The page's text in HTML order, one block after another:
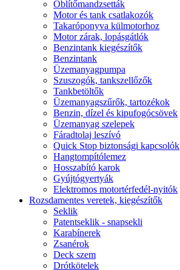
Öblítőmandzsetták
Motor és tank csatlakozók
Takaróponyva külmotorhoz
Motor zárak, lopásgátlók
Benzintank kiegészítők
Benzintank
Üzemanyagpumpa
Szuszogók, tankszellőzők
Tankbetöltők
Üzemanyagszűrők, tartozékok
Benzin, dízel és kipufogócsövek
Üzemanyag szelepek
Fáradtolaj leszívó
Quick Stop biztonsági kapcsolók
Hangtompítólemez
Hosszabító karok
Gyújtógyertyák
Elektromos motortérfedél-nyitók
Rozsdamentes veretek, kiegészítők
Seklik
Patentseklik - snapsekli
Karabínerek
Zsanérok
Deck szem
Drótkötelek